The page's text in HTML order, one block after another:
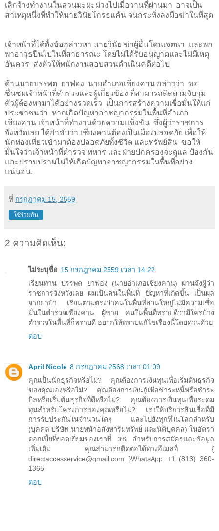
เลิกจ้างทำงานในสวนมะมะม่วงไปเมื่อวานที่ผ่านมา อาจเป็น
สาเหตุหนึ่งที่ทำให้นายวินัยโกรธแค้น จนกระทั่งลงมือฆ่าในที่สุด
เจ้าหน้าที่ได้ตั้งข้อกล่าวหา นายวินัย ฆ่าผู้อื่นโดนเจตนา และพก
พาอาวุธปืนไปในที่สาธารณะ โดยไม่ได้รับอนุญาตและไม่มีเหตุ
อันควร ส่งตัวให้พนักงานสอบสวนดำเนินคดีต่อไป
ด้านนายบรรพต ยาฟอง นายอำเภอเชียงคาน กล่าวว่า ขอ
ชื่นชมเจ้าหน้าที่ตำรวจและผู้เกี่ยวข้อง ที่สามารถติดตามจับกุม
ตัวผู้ต้องหามาได้อย่างรวดเร็ว เป็นการสร้างความเชื่อมั่นให้แก่
ประชาชนว่า หากเกิดปัญหาอาชญากรรมในพื้นที่อำเภอ
เชียงคาน เจ้าหน้าที่ทำงานด้วยความแข็งขัน ซึ่งผู้ว่าราชการ
จังหวัดเลย ได้กำชับว่า เชียงคานต้องเป็นเมืองปลอดภัย เพื่อให้
นักท่องเที่ยวเข้ามาต้องปลอดภัยทั้งชีวิต และทรัพย์สิน ขอให้
มั่นใจว่าเจ้าหน้าที่ตำรวจ ทหาร และฝ่ายปกครองจะดูแล ป้องกัน
และปราบปรามไม่ให้เกิดปัญหาอาชญากรรมในพื้นที่อย่าง
แน่นอน.
ที่ กรกฎาคม 15, 2559
ใช้ร่วมกัน
2 ความคิดเห็น:
ไม่ระบุชื่อ 15 กรกฎาคม 2559 เวลา 14:22
เรียนท่าน บรรพต ยาฟอง (นายอำเภอเชียงคาน) ผ่านถึงผู้ว่า
ราชการจังหวังเลย ผมเป็นคนในพื้นที่ ปัญหาที่เกิดขึ้น เป็นผล
จากยาบ้า เรียนตามตรงว่าคนในพื้นที่ส่วนใหญ่ไม่มีความเชื่อ
มั่นในตำรวจเชียงคาน ผู้ขาย คนในพื้นที่ทราบดีว่ามีใครบ้าง
ตำรวจในพื้นที่ก็ทราบดี อยากให้ทราบแก้ไขเรื่องนี้โดยด่วนด้วย
ตอบ
April Nicole 8 กรกฎาคม 2568 เวลา 01:09
คุณเป็นนักธุรกิจหรือไม่? คุณต้องการเงินทุนเพื่อเริ่มต้นธุรกิจ
ของคุณเองหรือไม่? คุณต้องการเงินกู้เพื่อชำระหนี้หรือชำระ
บิลหรือเริ่มต้นธุรกิจที่ดีหรือไม่? คุณต้องการเงินทุนเพื่อระดม
ทุนสำหรับโครงการของคุณหรือไม่? เราให้บริการสินเชื่อที่มี
การรับประกันในจำนวนใดๆ และไปยังทุกที่ในโลกสำหรับ
(บุคคล บริษัท นายหน้าอสังหาริมทรัพย์ และนิติบุคคล) ในอัตรา
ดอกเบี้ยที่ยอดเยี่ยมของเราที่ 3% สำหรับการสมัครและข้อมูล
เพิ่มเติม คุณสามารถติดต่อได้ทางอีเมลที่ {
directaccesservice@gmail.com }WhatsApp +1 (813) 360-
1365
ตอบ